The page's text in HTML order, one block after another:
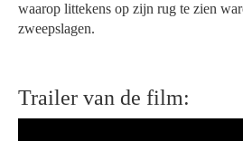
waarop littekens op zijn rug te zien
zweepslagen.
Trailer van de film: